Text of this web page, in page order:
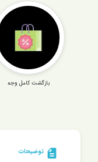
بازگشت کامل وجه
description توضیحات